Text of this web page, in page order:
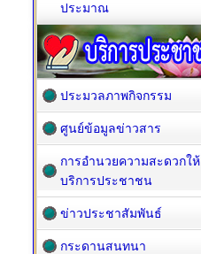
ประมาณ
ประมวลภาพกิจกรรม
ศูนย์ข้อมูลข่าวสาร
การอำนวยความสะดวกให้
บริการประชาชน
ข่าวประชาสัมพันธ์
กระดานสนทนา